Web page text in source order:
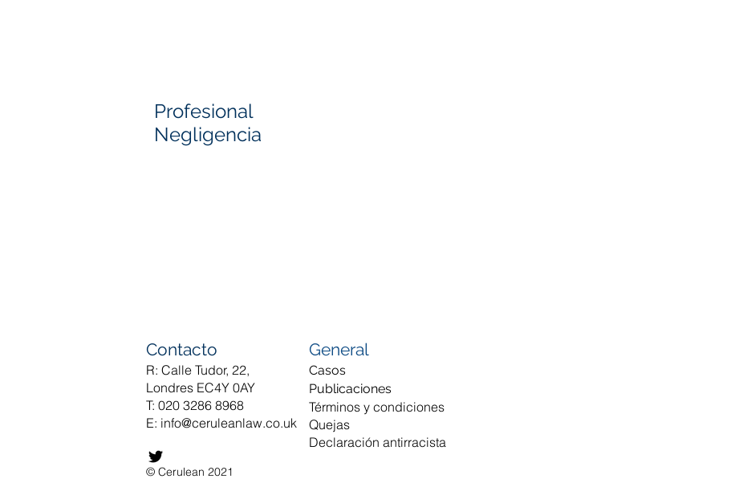
Profesional
Negligencia
Contacto
R: Calle Tudor, 22,
Londres EC4Y 0AY
T: 020 3286 8968
E: info@ceruleanlaw.co.uk
© Cerulean 2021
General
Casos
Publicaciones
Términos y condiciones
Quejas
Declaración antirracista